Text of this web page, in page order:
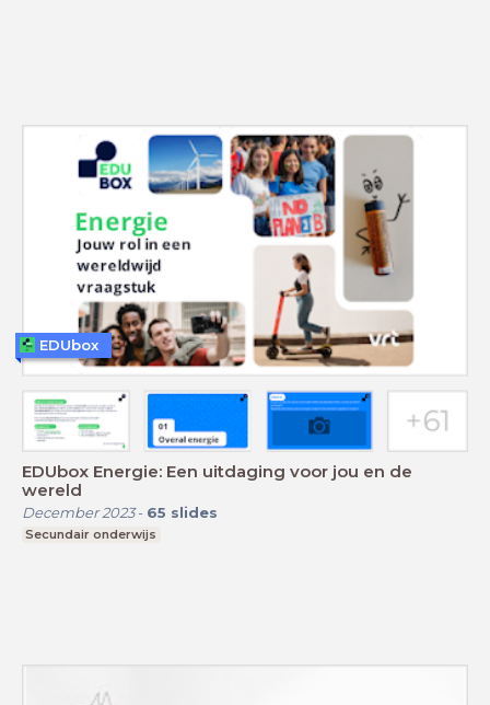
EDUbox Energie: Een uitdaging voor jou en de
wereld
December 2023- 65 slides
Secundair onderwijs
EDUbox